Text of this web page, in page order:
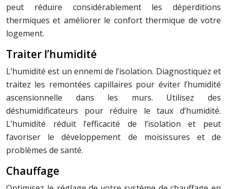
peut réduire considérablement les déperditions
thermiques et améliorer le confort thermique de votre
logement.
Traiter l’humidité
L’humidité est un ennemi de l’isolation. Diagnostiquez et
traitez les remontées capillaires pour éviter l’humidité
ascensionnelle dans les murs. Utilisez des
déshumidificateurs pour réduire le taux d’humidité.
L’humidité réduit l’efficacité de l’isolation et peut
favoriser le développement de moisissures et de
problèmes de santé.
Chauffage